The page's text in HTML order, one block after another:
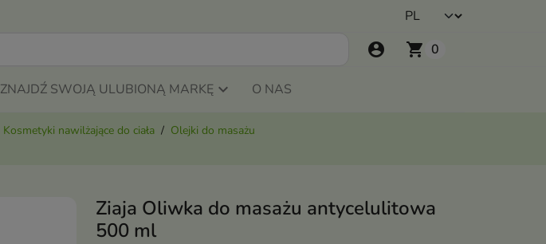
account_circle shopping_cart 0
ZNAJDŹ SWOJĄ ULUBIONĄ MARKĘ O NAS
Kosmetyki nawilżające do ciała
Olejki do masażu
Ziaja Oliwka do masażu antycelulitowa
500 ml